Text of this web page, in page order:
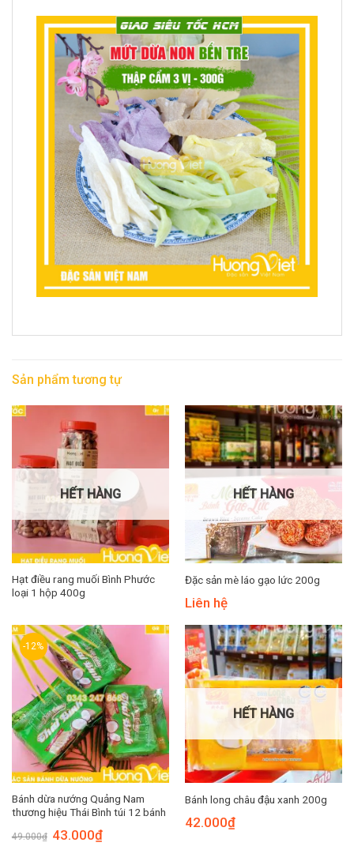
Sản phẩm tương tự
HẾT HÀNG
Hạt điều rang muối Bình Phước
loại 1 hộp 400g
HẾT HÀNG
Đặc sản mè láo gạo lức 200g
Liên hệ
-12%
Bánh dừa nướng Quảng Nam
thương hiệu Thái Bình túi 12 bánh
49.000₫ Giá
gốc
43.000₫Giá
HẾT HÀNG
Bánh long châu đậu xanh 200g
42.000₫